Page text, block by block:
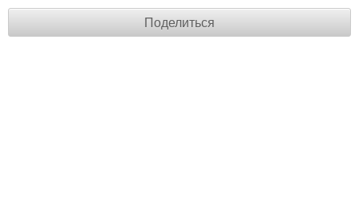
Поделиться